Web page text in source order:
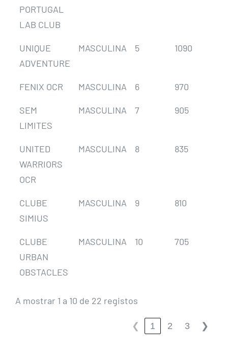
PORTUGAL
LAB CLUB
UNIQUE
ADVENTURE
MASCULINA 5 1090
FENIX OCR MASCULINA 6 970
SEM
LIMITES
MASCULINA 7 905
UNITED
WARRIORS
OCR
MASCULINA 8 835
CLUBE
SIMIUS
MASCULINA 9 810
CLUBE
URBAN
OBSTACLES
MASCULINA 10 705
A mostrar 1 a 10 de 22 registos
❮ 1 2 3 ❯